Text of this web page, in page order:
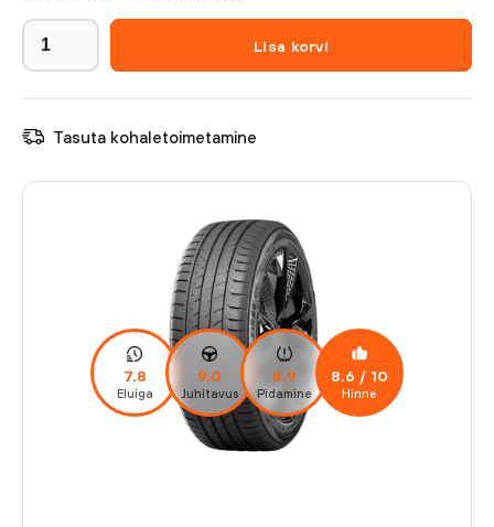
7.8
Eluiga
9.0
Juhitavus
8.9
Pidamine
8.6 / 10
Hinne
Lisa korvi
Tasuta kohaletoimetamine